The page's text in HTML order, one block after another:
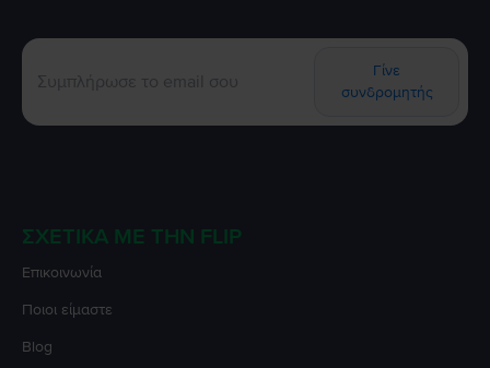
Γίνε
συνδρομητής
ΣΧΕΤΙΚΆ ΜΕ ΤΗΝ FLIP
Επικοινωνία
Ποιοι είμαστε
Blog